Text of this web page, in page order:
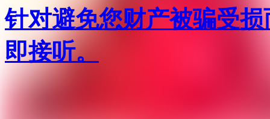
针对避免您财产被骗受
即接听。